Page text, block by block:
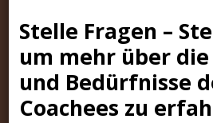
Stelle Fragen –
um mehr über
und Bedürfnisse
Coachees zu